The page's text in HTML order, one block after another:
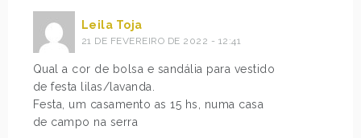
Leila Toja
21 DE FEVEREIRO DE 2022 - 12:41
Qual a cor de bolsa e sandália para vestido
de festa lilas/lavanda.
Festa, um casamento as 15 hs, numa casa
de campo na serra